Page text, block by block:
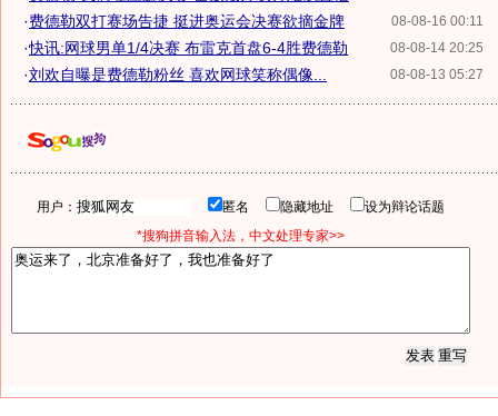
08-08-16 00:11
·费德勒双打赛场告捷 挺进奥运会决赛欲摘金牌
08-08-14 20:25
·快讯:网球男单1/4决赛 布雷克首盘6-4胜费德勒
08-08-13 05:27
·刘欢自曝是费德勒粉丝 喜欢网球笑称偶像...
用户： 匿名 隐藏地址
设为辩论话题
*搜狗拼音输入法，中文处理专家>>